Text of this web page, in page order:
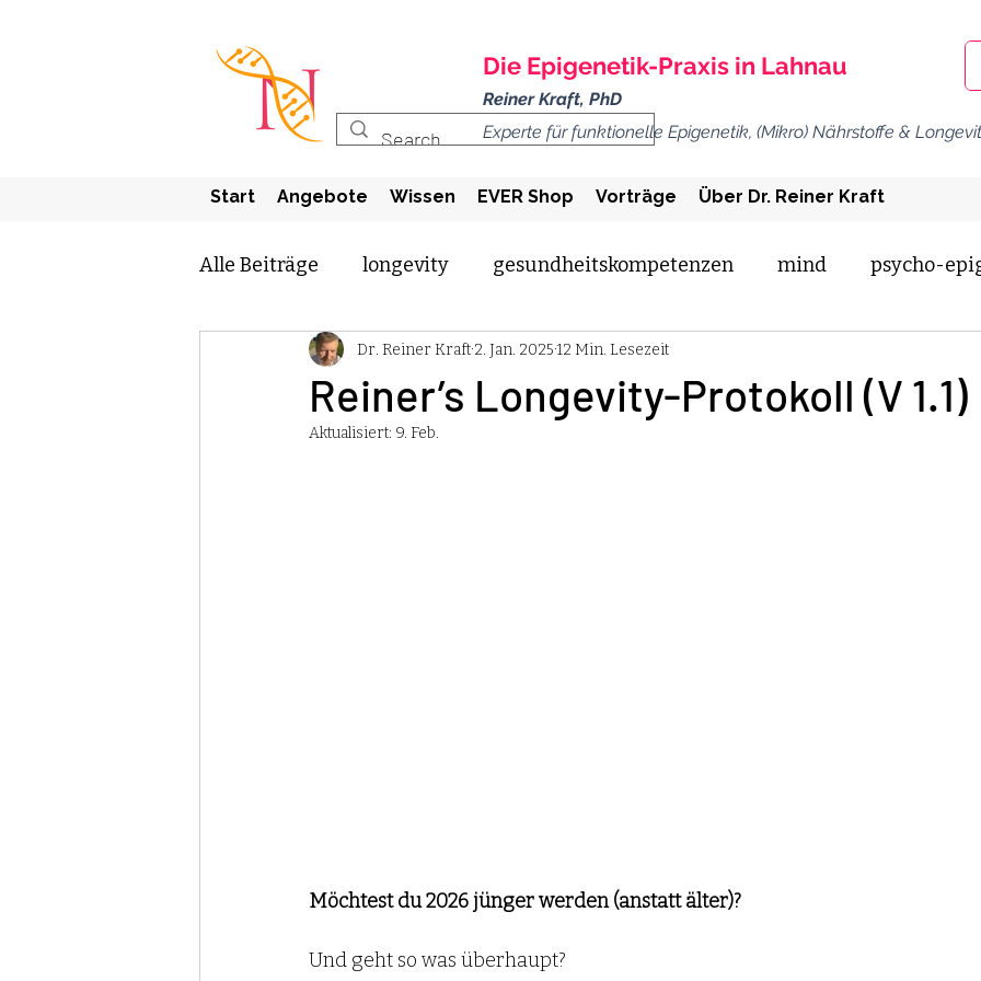
Die Epigenetik-Praxis in Lahnau
Reiner Kraft, PhD
Experte für funktionelle Epigenetik, (Mikro) Nährstoffe &
Start Angebote Wissen EVER Shop Vorträge Über Dr. Reiner Kraft
Alle Beiträge longevity gesundheitskompetenzen mind psycho-
funktionelle medizin mineralien mitochondrien
epigenetik
Reiner’s Longevity-Protokoll (V 1.1)
Dr. Reiner Kraft 2. Jan. 202512 Min. Lesezeit
Aktualisiert: 9. Feb.
Möchtest du 2026 jünger werden (anstatt älter)?
Und geht so was überhaupt?